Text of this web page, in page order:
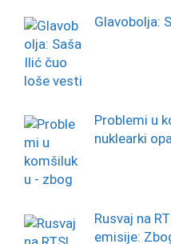
Glavobolja:
Problemi u
nuklearki
Rusvaj na
emisije: